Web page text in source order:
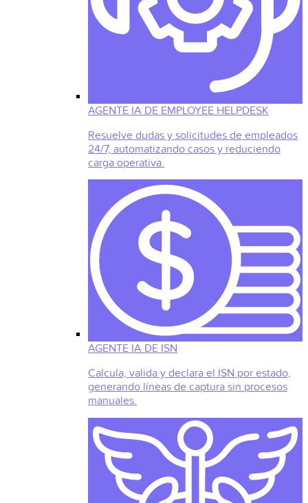
AGENTE IA DE EMPLOYEE HELPDESK
Resuelve dudas y solicitudes de empleados
24/7, automatizando casos y reduciendo
carga operativa.
AGENTE IA DE ISN
Calcula, valida y declara el ISN por estado,
generando líneas de captura sin procesos
manuales.